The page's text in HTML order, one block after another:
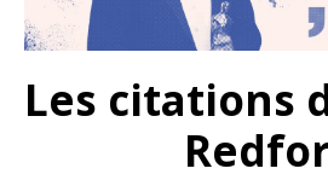
Les citations